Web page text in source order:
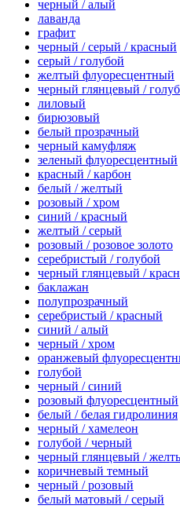
черный / алый
лаванда
графит
черный / серый / красный
серый / голубой
желтый флуоресцентный
черный глянцевый /
лиловый
бирюзовый
белый прозрачный
черный камуфляж
зеленый флуоресцентный
красный / карбон
белый / желтый
розовый / хром
синий / красный
желтый / серый
розовый / розовое золото
серебристый / голубой
черный глянцевый /
баклажан
полупрозрачный
серебристый / красный
синий / алый
черный / хром
оранжевый
голубой
черный / синий
розовый флуоресцентный
белый / белая гидролиния
черный / хамелеон
голубой / черный
черный глянцевый /
коричневый темный
черный / розовый
белый матовый / серый